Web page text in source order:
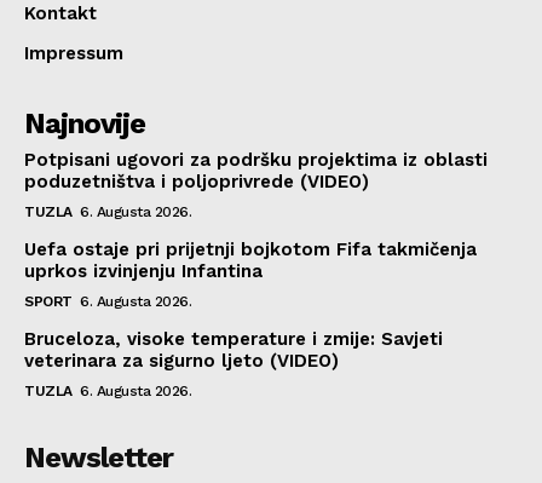
Kontakt
Impressum
Najnovije
Potpisani ugovori za podršku projektima iz oblasti
poduzetništva i poljoprivrede (VIDEO)
TUZLA 6. Augusta 2026.
Uefa ostaje pri prijetnji bojkotom Fifa takmičenja
uprkos izvinjenju Infantina
SPORT 6. Augusta 2026.
Bruceloza, visoke temperature i zmije: Savjeti
veterinara za sigurno ljeto (VIDEO)
TUZLA 6. Augusta 2026.
Newsletter